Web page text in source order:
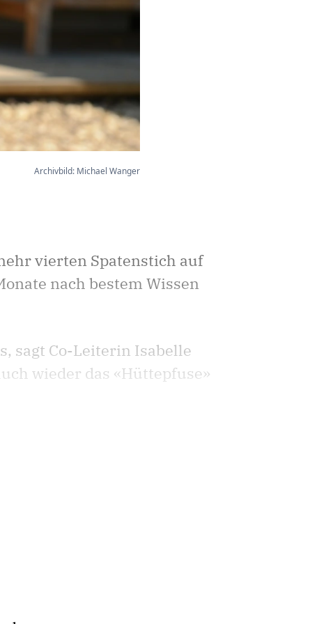
Archivbild: Michael Wanger
vierten Spatenstich auf
nach bestem Wissen
sagt Co-Leiterin Isabelle
wieder das «Hüttepfuse»